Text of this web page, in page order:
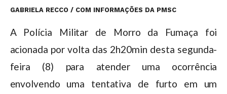
GABRIELA RECCO / COM INFORMAÇÕES DA PMSC
A Polícia Militar de Morro da Fumaça foi
acionada por volta das 2h20min desta segunda-
feira (8) para atender uma ocorrência
envolvendo uma tentativa de furto em um